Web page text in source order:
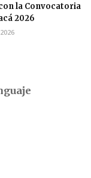
la Convocatoria
2026